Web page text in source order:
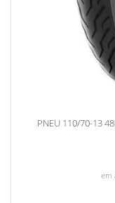
PNEU 110/70-13
em